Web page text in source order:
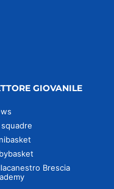
GIOVANILE
squadre
Brescia